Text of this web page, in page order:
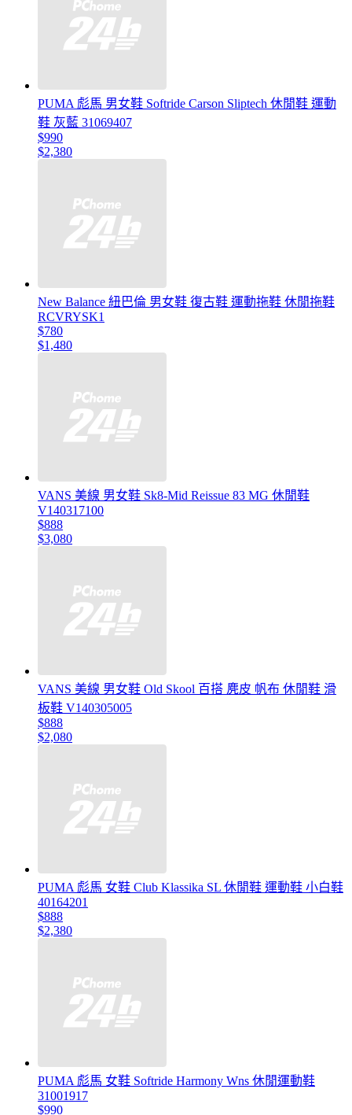
PUMA 彪馬 男女鞋 Softride Carson Sliptech 休閒鞋 運動
鞋 灰藍 31069407
$990
$2,380
New Balance 紐巴倫 男女鞋 復古鞋 運動拖鞋 休閒拖鞋
RCVRYSK1
$780
$1,480
VANS 美線 男女鞋 Sk8-Mid Reissue 83 MG 休閒鞋
V140317100
$888
$3,080
VANS 美線 男女鞋 Old Skool 百搭 麂皮 帆布 休閒鞋 滑
板鞋 V140305005
$888
$2,080
PUMA 彪馬 女鞋 Club Klassika SL 休閒鞋 運動鞋 小白鞋
40164201
$888
$2,380
PUMA 彪馬 女鞋 Softride Harmony Wns 休閒運動鞋
31001917
$990